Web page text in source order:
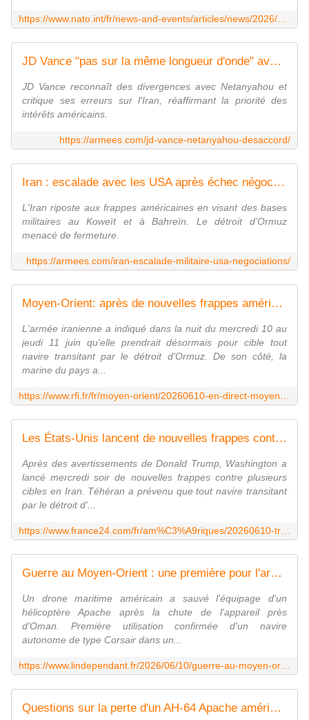
JD Vance "pas sur la même longueur d'onde" avec Netanyahou
JD Vance reconnaît des divergences avec Netanyahou et
critique ses erreurs sur l'Iran, réaffirmant la priorité des
intérêts américains.
https://armees.com/jd-vance-netanyahou-desaccord/
Iran : escalade avec les USA après échec négociations
L'Iran riposte aux frappes américaines en visant des bases
militaires au Koweït et à Bahreïn. Le détroit d'Ormuz
menacé de fermeture.
https://armees.com/iran-escalade-militaire-usa-negociations/
Moyen-Orient: après de nouvelles frappes américaines, l'Iran promet de refermer le détroit d'Ormuz
L'armée iranienne a indiqué dans la nuit du mercredi 10 au
jeudi 11 juin qu'elle prendrait désormais pour cible tout
navire transitant par le détroit d'Ormuz. De son côté, la
marine du pays a...
Les États-Unis lancent de nouvelles frappes contre l'Iran qui dit fermer le détroit d'Ormuz
Après des avertissements de Donald Trump, Washington a
lancé mercredi soir de nouvelles frappes contre plusieurs
cibles en Iran. Téhéran a prévenu que tout navire transitant
par le détroit d'...
Guerre au Moyen-Orient : une première pour l'armée américaine, capable de transporter 450 kg sur 1 800 km... Ce drone sous-marin a sauvé les pilotes d'un hélicoptère AH-64 Apache près du détroit d'Ormuz
Un drone maritime américain a sauvé l'équipage d'un
hélicoptère Apache après la chute de l'appareil près
d'Oman. Première utilisation confirmée d'un navire
autonome de type Corsair dans un...
Questions sur la perte d'un AH-64 Apache américain face à l'Iran. - Aerobuzz